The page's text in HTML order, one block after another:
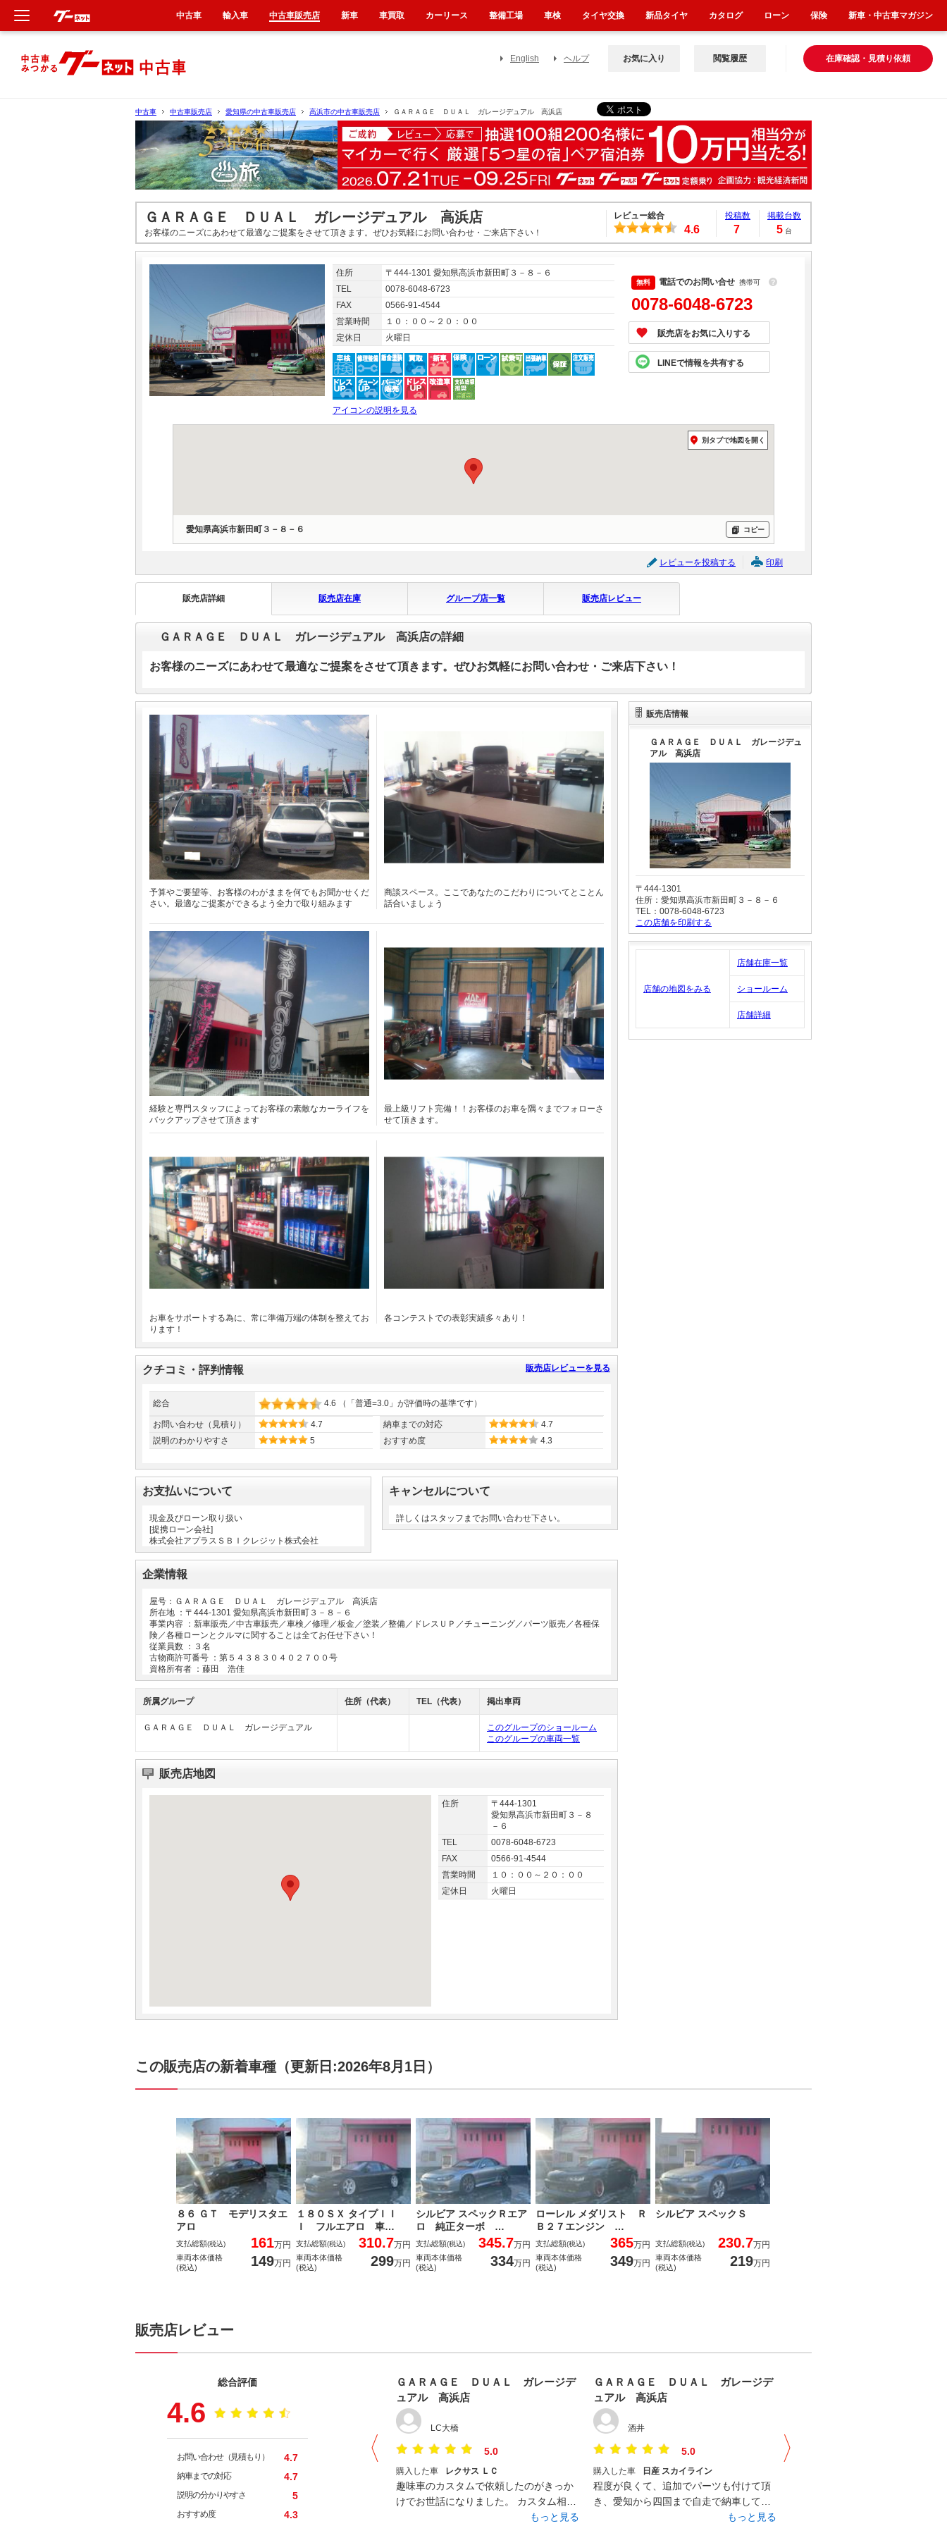
English ヘルプ 在庫確認・見積り依頼
お気に入り 閲覧履歴
中古車 中古車販売店 愛知県の中古車販売店 高浜市の中古車販売店 ＧＡＲＡＧＥ ＤＵＡＬ ガレージデュアル 高浜店
ＧＡＲＡＧＥ ＤＵＡＬ ガレージデュアル 高浜店
お客様のニーズにあわせて最適なご提案をさせて頂きます。ぜひお気軽にお問い合わせ・ご来店下さい！
レビュー総合
4.6
投稿数
7
掲載台数
5 台
住所
〒444-1301 愛知県高浜市新田町３－８－６
TEL
0078-6048-6723
FAX
0566-91-4544
営業時間
１０：００～２０：００
定休日
火曜日
アイコンの説明を見る
電話でのお問い合せ 携帯可 ？
0078-6048-6723
販売店をお気に入りする
LINEで情報を共有する
別タブで地図を開く
愛知県高浜市新田町３－８－６ コピー
レビューを投稿する 印刷
販売店詳細 販売店在庫 グループ店一覧 販売店レビュー
ＧＡＲＡＧＥ ＤＵＡＬ ガレージデュアル 高浜店の詳細
お客様のニーズにあわせて最適なご提案をさせて頂きます。ぜひお気軽にお問い合わせ・ご来店下さい！
予算やご要望等、お客様のわがままを何でもお聞かせくだ
さい。最適なご提案ができるよう全力で取り組みます
商談スペース。ここであなたのこだわりについてとことん
話合いましょう
経験と専門スタッフによってお客様の素敵なカーライフを
バックアップさせて頂きます
最上級リフト完備！！お客様のお車を隅々までフォローさ
せて頂きます。
お車をサポートする為に、常に準備万端の体制を整えてお
ります！
各コンテストでの表彰実績多々あり！
クチコミ・評判情報 販売店レビューを見る
総合 4.6 （「普通=3.0」が評価時の基準です）
お問い合わせ（見積り）
4.7
説明のわかりやすさ
5
納車までの対応
4.7
おすすめ度
4.3
お支払いについて
現金及びローン取り扱い
[提携ローン会社]
株式会社アプラスＳＢＩクレジット株式会社
キャンセルについて
詳しくはスタッフまでお問い合わせ下さい。
企業情報
屋号：ＧＡＲＡＧＥ ＤＵＡＬ ガレージデュアル 高浜店
所在地 ：〒 444-1301 愛知県高浜市新田町３－８－６
事業内容 ：新車販売／中古車販売／車検／修理／板金／塗装／整備／ドレスＵＰ／チューニング／パーツ販売／各種保
険／各種ローンとクルマに関することは全てお任せ下さい！
従業員数 ：３名
古物商許可番号 ：第５４３８３０４０２７００号
資格所有者 ：藤田 浩佳
所属グループ 住所（代表） TEL（代表） 掲出車両
ＧＡＲＡＧＥ ＤＵＡＬ ガレージデュアル
このグループのショールーム
このグループの車両一覧
販売店地図
住所
〒444-1301
愛知県高浜市新田町３－８
－６
TEL
0078-6048-6723
FAX
0566-91-4544
営業時間
１０：００～２０：００
定休日
火曜日
販売店情報
ＧＡＲＡＧＥ ＤＵＡＬ ガレージデュ
アル 高浜店
〒444-1301
住所：愛知県高浜市新田町３－８－６
TEL：0078-6048-6723
この店舗を印刷する
店舗の地図をみる
店舗在庫一覧
ショールーム
店舗詳細
この販売店の新着車種（更新日:2026年8月1日）
８６ ＧＴ モデリスタエ
アロ
支払総額(税込) 161万円
車両本体価格
(税込)
149万円
１８０ＳＸ タイプＩＩ
Ｉ フルエアロ 車…
支払総額(税込) 310.7万円
車両本体価格
(税込)
299万円
シルビア スペックＲエア
ロ 純正ターボ …
支払総額(税込) 345.7万円
車両本体価格
(税込)
334万円
ローレル メダリスト Ｒ
Ｂ２７エンジン …
支払総額(税込) 365万円
車両本体価格
(税込)
349万円
シルビア スペックＳ
支払総額(税込) 230.7万円
車両本体価格
(税込)
219万円
販売店レビュー
総合評価
4.6
お問い合わせ（見積もり） 4.7
納車までの対応 4.7
説明の分かりやすさ 5
おすすめ度 4.3
ＧＡＲＡＧＥ ＤＵＡＬ ガレージデ
ュアル 高浜店
LC大橋
5.0
購入した車 レクサス ＬＣ
趣味車のカスタムで依頼したのがきっか
けでお世話になりました。 カスタム相談
の打合せ時にセカンドカーでレクサス探
もっと見る
ＧＡＲＡＧＥ ＤＵＡＬ ガレージデ
ュアル 高浜店
酒井
5.0
購入した車 日産 スカイライン
程度が良くて、追加でパーツも付けて頂
き、愛知から四国まで自走で納車して頂
きありがたかったです。これからも末永
もっと見る
中古車 輸入車 中古車販売店 新車 車買取 カーリース 整備工場 車検 タイヤ交換 新品タイヤ カタログ ローン 保険 新車・中古車マガジン
新車